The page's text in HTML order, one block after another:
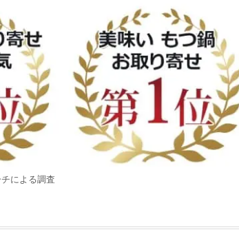
による調査